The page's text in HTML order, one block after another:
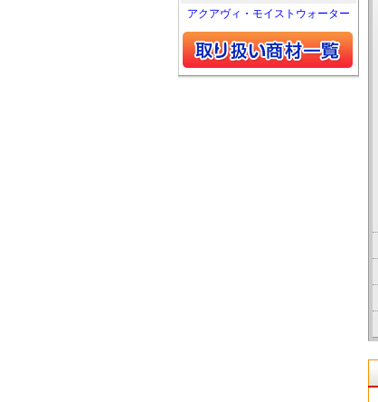
アクアヴィ・モイストウォーター